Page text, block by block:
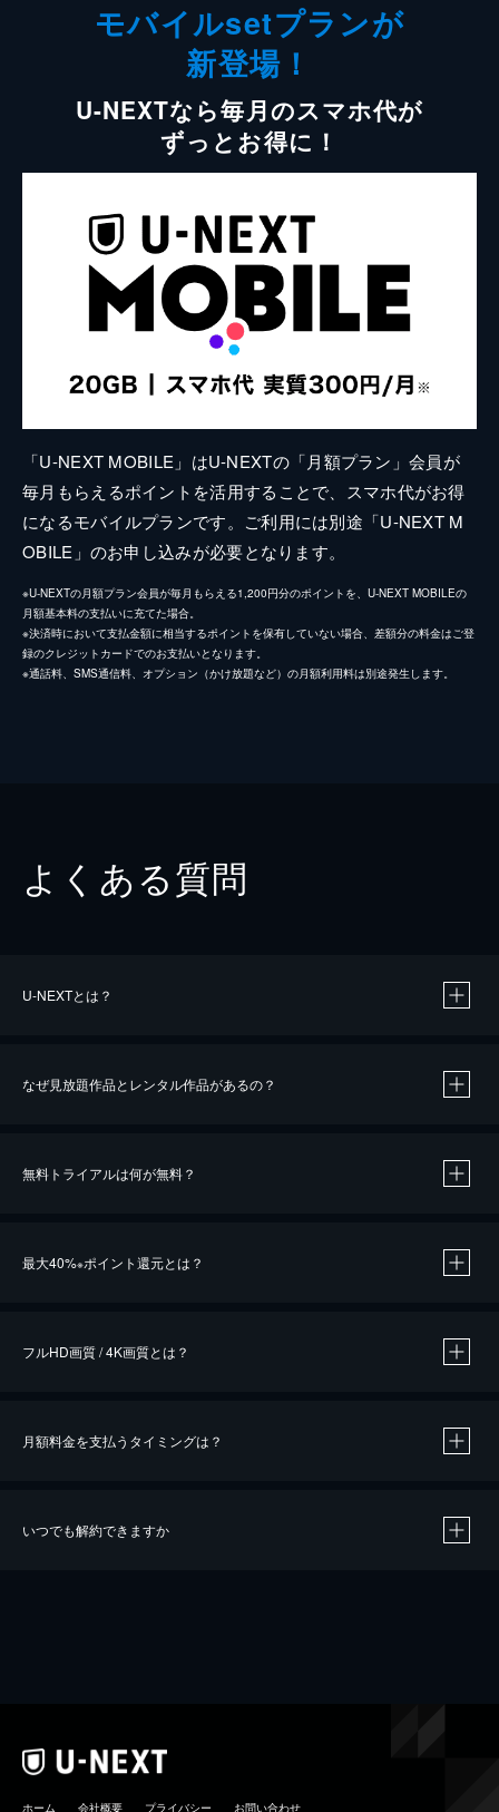
モバイルsetプランが
新登場！
U-NEXTなら毎月のスマホ代が
ずっとお得に！
「U-NEXT MOBILE」はU-NEXTの「月額プラン」会員が
毎月もらえるポイントを活用することで、スマホ代がお得
になるモバイルプランです。ご利用には別途「U-NEXT M
OBILE」のお申し込みが必要となります。
※U-NEXTの月額プラン会員が毎月もらえる1,200円分のポイントを、U-NEXT MOBILEの
月額基本料の支払いに充てた場合。
※決済時において支払金額に相当するポイントを保有していない場合、差額分の料金はご登
録のクレジットカードでのお支払いとなります。
※通話料、SMS通信料、オプション（かけ放題など）の月額利用料は別途発生します。
よくある質問
U-NEXTとは？
なぜ見放題作品とレンタル作品があるの？
無料トライアルは何が無料？
最大40%※ポイント還元とは？
※40％ポイント還元の対象は、クレジットカード決済による作品の購入 / レンタルです。
iOSアプリのUコイン決済による作品の購入 / レンタルは、20％のポイント還元です。
フルHD画質 / 4K画質とは？
月額料金を支払うタイミングは？
いつでも解約できますか
ホーム 会社概要 プライバシー お問い合わせ